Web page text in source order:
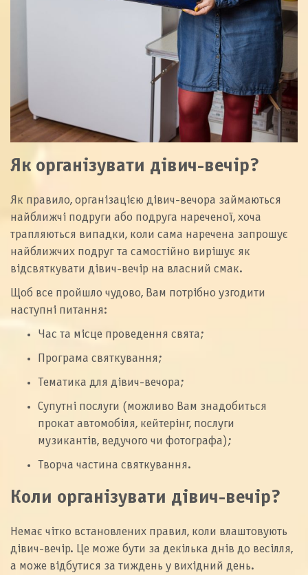
Як організувати дівич-вечір?
Як правило, організацією дівич-вечора займаються
найближчі подруги або подруга нареченої, хоча
трапляються випадки, коли сама наречена запрошує
найближчих подруг та самостійно вирішує як
відсвяткувати дівич-вечір на власний смак.
Щоб все пройшло чудово, Вам потрібно узгодити
наступні питання:
Час та місце проведення свята;
Програма святкування;
Тематика для дівич-вечора;
Супутні послуги (можливо Вам знадобиться
прокат автомобіля, кейтерінг, послуги
музикантів, ведучого чи фотографа);
Творча частина святкування.
Коли організувати дівич-вечір?
Немає чітко встановлених правил, коли влаштовують
дівич-вечір. Це може бути за декілька днів до весілля,
а може відбутися за тиждень у вихідний день.